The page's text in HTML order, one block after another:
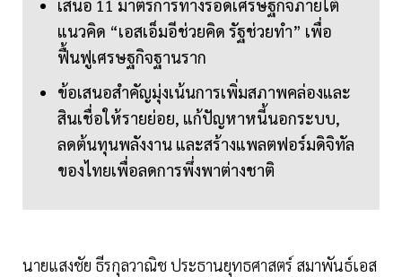
เสนอ 11 มาตรการทางรอดเศรษฐกิจภายใต้
แนวคิด “เอสเอ็มอีช่วยคิด รัฐช่วยทำ” เพื่อ
ฟื้นฟูเศรษฐกิจฐานราก
ข้อเสนอสำคัญมุ่งเน้นการเพิ่มสภาพคล่องและ
สินเชื่อให้รายย่อย, แก้ปัญหาหนี้นอกระบบ,
ลดต้นทุนพลังงาน และสร้างแพลตฟอร์มดิจิทัล
ของไทยเพื่อลดการพึ่งพาต่างชาติ
นายแสงชัย ธีรกุลวาณิช ประธานยุทธศาสตร์ สมาพันธ์เอส